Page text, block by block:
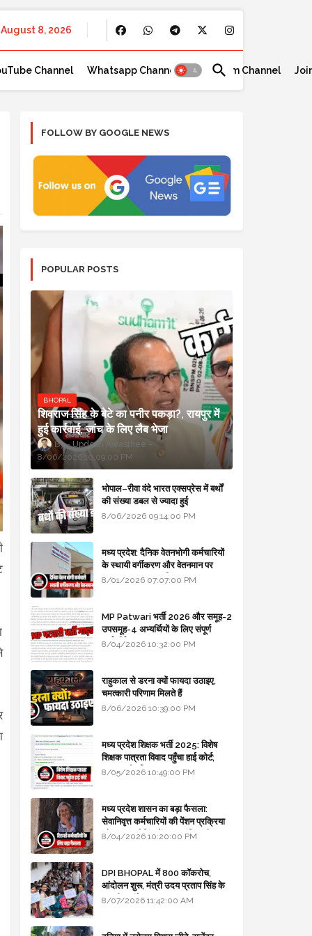
August 8, 2026
Channel Whatsapp Channel Telegram Channel
FOLLOW BY GOOGLE NEWS
POPULAR POSTS
BHOPAL
शिवराज सिंह के बेटे का पनीर पकड़ा?, रायपुर में
हुई कार्रवाई, जांच के लिए लैब भेजा
Updesh Awasthee
8/06/2026 10:09:00 PM
भोपाल–रीवा वंदे भारत एक्सप्रेस में बर्थों
की संख्या डबल से ज्यादा हुई
8/06/2026 09:14:00 PM
मध्य प्रदेश: दैनिक वेतनभोगी कर्मचारियों
के स्थायी वर्गीकरण और वेतनमान पर
सरकार का बड़ा स्पष्टीकरण
8/01/2026 07:07:00 PM
MP Patwari भर्ती 2026 और समूह-2
उपसमूह-4 अभ्यर्थियों के लिए संपूर्ण
मार्गदर्शिका
8/04/2026 10:32:00 PM
राहुकाल से डरना क्यों फायदा उठाइए,
चमत्कारी परिणाम मिलते हैं
8/06/2026 10:39:00 PM
मध्य प्रदेश शिक्षक भर्ती 2025: विशेष
शिक्षक पात्रता विवाद पहुँचा हाई कोर्ट;
सरकार से माँगा जवाब
8/05/2026 10:49:00 PM
मध्य प्रदेश शासन का बड़ा फैसला:
सेवानिवृत्त कर्मचारियों की पेंशन प्रक्रिया
और बजट कोडिंग में हुए क्रांतिकारी
8/04/2026 10:20:00 PM
DPI BHOPAL में 800 कॉकरोच,
आंदोलन शुरू, मंत्री उदय प्रताप सिंह के
घर भी जाएंगे
8/07/2026 11:42:00 AM